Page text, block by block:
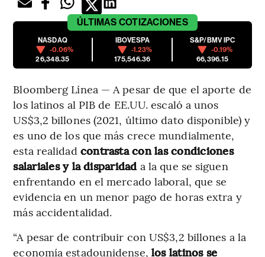
ÚLTIMAS COTIZACIONES
NASDAQ
-0.06%
26,348.35
IBOVESPA
-1.23%
175,546.36
S&P/BMV IPC
-0.19%
66,396.15
Bloomberg Línea — A pesar de que el aporte de
los latinos al PIB de EE.UU. escaló a unos
US$3,2 billones (2021, último dato disponible) y
es uno de los que más crece mundialmente,
esta realidad contrasta con las condiciones
salariales y la disparidad a la que se siguen
enfrentando en el mercado laboral, que se
evidencia en un menor pago de horas extra y
más accidentalidad.
“A pesar de contribuir con US$3,2 billones a la
economía estadounidense, los latinos se